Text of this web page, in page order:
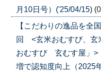
月10日号）('25/04/15)
【こだわりの逸品を全
回 <玄米おむすび、玄
おむすび 玄むす屋」>
増で認知度向上（2025